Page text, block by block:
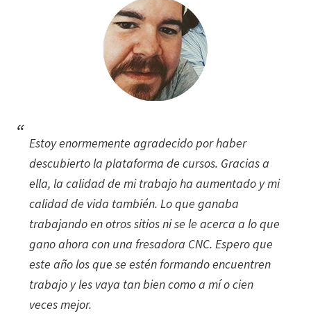
Estoy enormemente agradecido por haber
descubierto la plataforma de cursos. Gracias a
ella, la calidad de mi trabajo ha aumentado y mi
calidad de vida también. Lo que ganaba
trabajando en otros sitios ni se le acerca a lo que
gano ahora con una fresadora CNC. Espero que
este año los que se estén formando encuentren
trabajo y les vaya tan bien como a mí o cien
veces mejor.